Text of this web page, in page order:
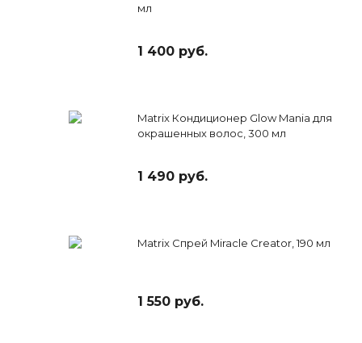
мл
1 400 руб.
Matrix Кондиционер Glow Mania для
окрашенных волос, 300 мл
1 490 руб.
Matrix Спрей Miracle Creator, 190 мл
1 550 руб.